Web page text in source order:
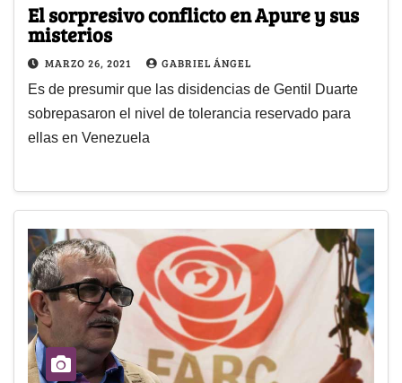
El sorpresivo conflicto en Apure y sus
misterios
MARZO 26, 2021 GABRIEL ÁNGEL
Es de presumir que las disidencias de Gentil Duarte
sobrepasaron el nivel de tolerancia reservado para
ellas en Venezuela